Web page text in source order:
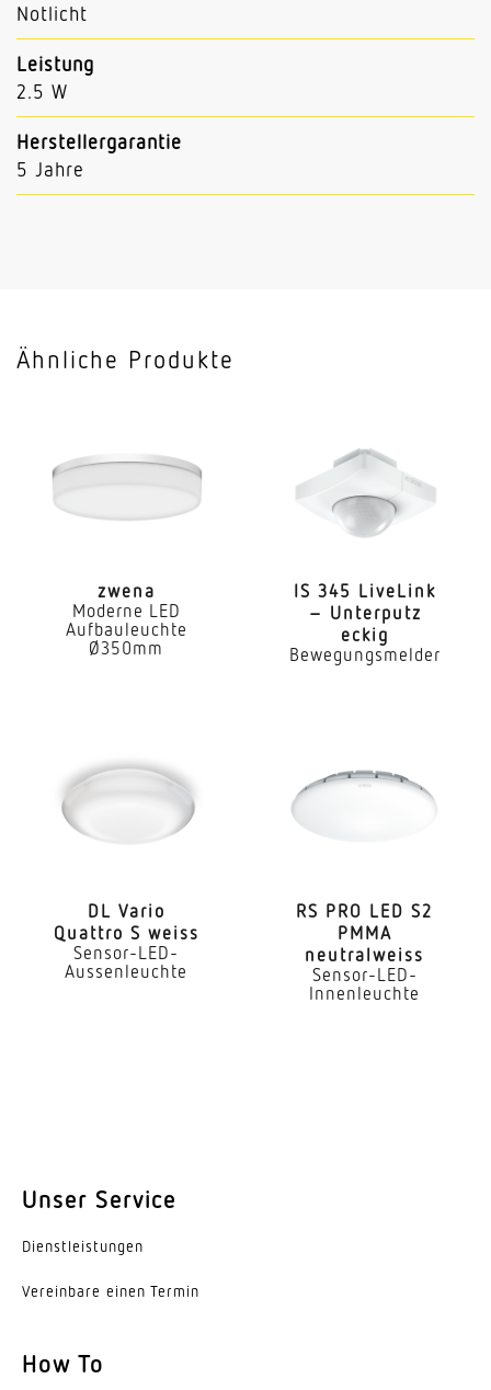
Notlicht
Leistung
2.5 W
Herstellergarantie
5 Jahre
Ähnliche Produkte
zwena
Moderne LED
Aufbauleuchte
Ø350mm
IS 345 LiveLink
– Unterputz
eckig
Bewegungsmelder
DL Vario
Quattro S weiss
Sensor-LED-
Aussenleuchte
RS PRO LED S2
PMMA
neutralweiss
Sensor-LED-
Innenleuchte
Unser Service
Dienst­leis­tungen
Vereinbare einen Termin
How To